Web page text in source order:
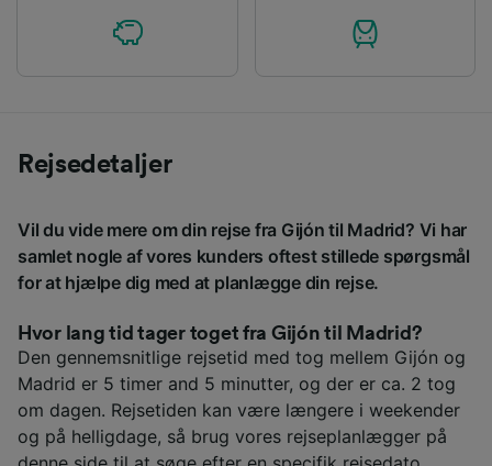
Rejsedetaljer
Vil du vide mere om din rejse fra Gijón til Madrid? Vi har
samlet nogle af vores kunders oftest stillede spørgsmål
for at hjælpe dig med at planlægge din rejse.
Hvor lang tid tager toget fra Gijón til Madrid?
Den gennemsnitlige rejsetid med tog mellem Gijón og
Madrid er 5 timer and 5 minutter, og der er ca. 2 tog
om dagen. Rejsetiden kan være længere i weekender
og på helligdage, så brug vores rejseplanlægger på